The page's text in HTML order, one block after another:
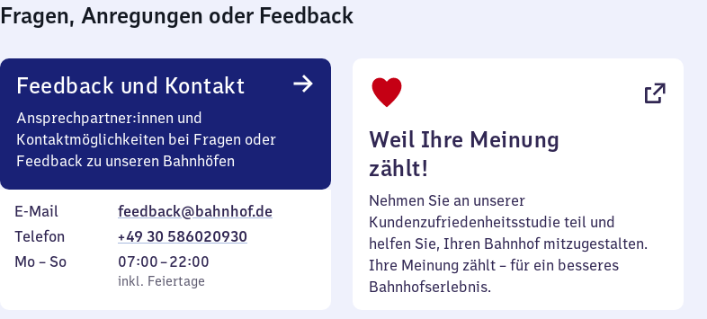
Fragen, Anregungen oder Feedback
Feedback und Kontakt
Ansprechpartner:innen und
Kontaktmöglichkeiten bei Fragen oder
Feedback zu unseren Bahnhöfen
E-Mail
feedback@bahnhof.de
Telefon
+49 30 586020930
Montag
Mo – So,
inkl. Feiertage
07:00–22:00
Von
7
inkl. Feiertage
Weil Ihre Meinung
zählt!
Nehmen Sie an unserer
Kundenzufriedenheitsstudie teil und
helfen Sie, Ihren Bahnhof mitzugestalten.
Ihre Meinung zählt – für ein besseres
Bahnhofserlebnis.